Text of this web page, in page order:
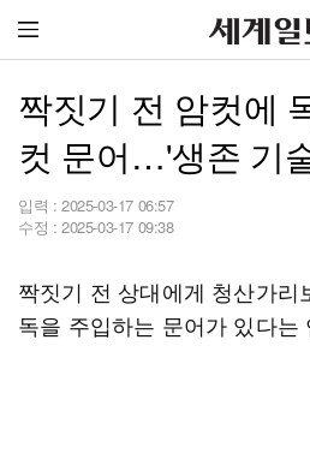
짝짓기 전 암컷에
컷 문어…'생존 기
입력 : 2025-03-17 06:57
수정 : 2025-03-17 09:38
짝짓기 전 상대에게 청산가리
독을 주입하는 문어가 있다는